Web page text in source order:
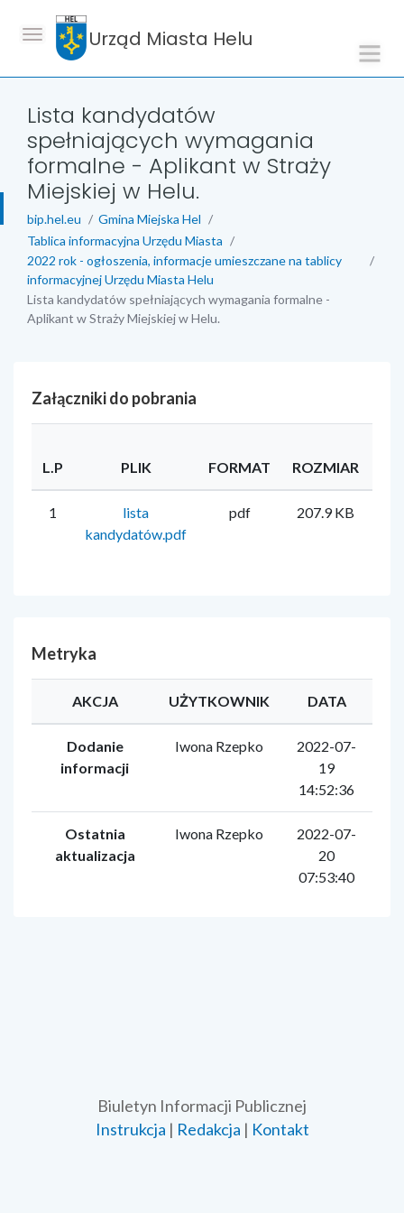
Urząd Miasta Helu
Lista kandydatów
spełniających wymagania
formalne - Aplikant w Straży
Miejskiej w Helu.
bip.hel.eu
Gmina Miejska Hel
Tablica informacyjna Urzędu Miasta
2022 rok - ogłoszenia, informacje umieszczane na tablicy
informacyjnej Urzędu Miasta Helu
Lista kandydatów spełniających wymagania formalne -
Aplikant w Straży Miejskiej w Helu.
Załączniki do pobrania
L.P PLIK FORMAT ROZMIAR
1
lista
kandydatów.pdf
pdf 207.9 KB
Metryka
AKCJA UŻYTKOWNIK DATA
Dodanie
informacji
Iwona Rzepko
2022-07-
19
14:52:36
Ostatnia
aktualizacja
Iwona Rzepko
2022-07-
20
07:53:40
Biuletyn Informacji Publicznej
Instrukcja | Redakcja | Kontakt